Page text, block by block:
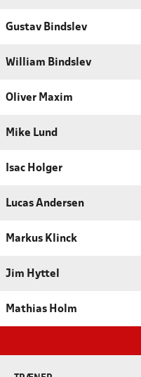
Gustav Bindslev
William Bindslev
Oliver Maxim
Mike Lund
Isac Holger
Lucas Andersen
Markus Klinck
Jim Hyttel
Mathias Holm